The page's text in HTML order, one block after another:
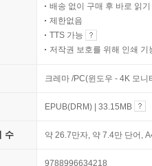
배송 없이 구매 후 바로 읽기
제한없음
TTS 가능
저작권 보호를 위해 인쇄 기
크레마 /PC(윈도우 - 4K 모
EPUB(DRM) | 33.15MB
수 약 26.7만자, 약 7.4만 단어,
9788996634218